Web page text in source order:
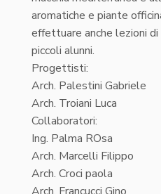
aromatiche e piante
effettuare anche lezioni
piccoli alunni.
Progettisti:
Arch. Palestini Gabriele
Arch. Troiani Luca
Collaboratori:
Ing. Palma ROsa
Arch. Marcelli Filippo
Arch. Croci paola